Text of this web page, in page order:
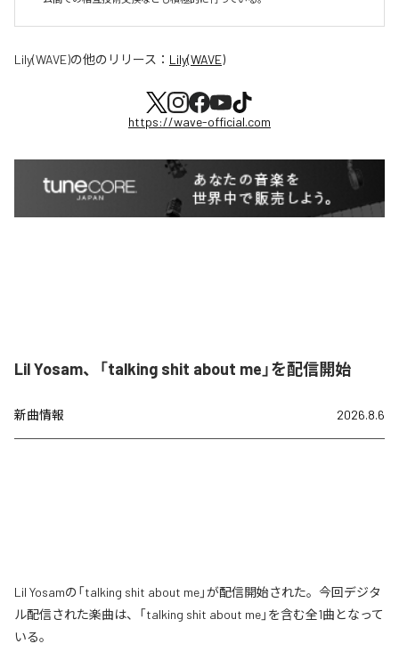
Lily(WAVE)の他のリリース： Lily(WAVE)
https://wave-official.com
Lil Yosam、「talking shit about me」を配信開始
新曲情報 2026.8.6
Lil Yosamの「talking shit about me」が配信開始された。今回デジタ
ル配信された楽曲は、「talking shit about me」を含む全1曲となって
いる。